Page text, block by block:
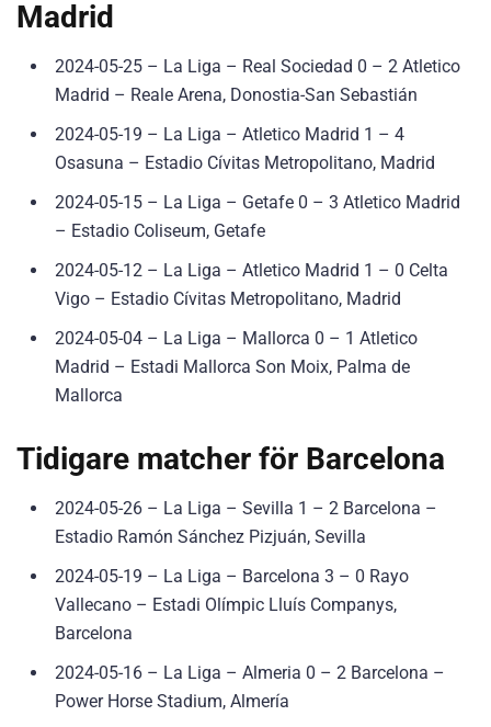
Madrid
2024-05-25 – La Liga – Real Sociedad 0 – 2 Atletico
Madrid – Reale Arena, Donostia-San Sebastián
2024-05-19 – La Liga – Atletico Madrid 1 – 4
Osasuna – Estadio Cívitas Metropolitano, Madrid
2024-05-15 – La Liga – Getafe 0 – 3 Atletico Madrid
– Estadio Coliseum, Getafe
2024-05-12 – La Liga – Atletico Madrid 1 – 0 Celta
Vigo – Estadio Cívitas Metropolitano, Madrid
2024-05-04 – La Liga – Mallorca 0 – 1 Atletico
Madrid – Estadi Mallorca Son Moix, Palma de
Mallorca
Tidigare matcher för Barcelona
2024-05-26 – La Liga – Sevilla 1 – 2 Barcelona –
Estadio Ramón Sánchez Pizjuán, Sevilla
2024-05-19 – La Liga – Barcelona 3 – 0 Rayo
Vallecano – Estadi Olímpic Lluís Companys,
Barcelona
2024-05-16 – La Liga – Almeria 0 – 2 Barcelona –
Power Horse Stadium, Almería